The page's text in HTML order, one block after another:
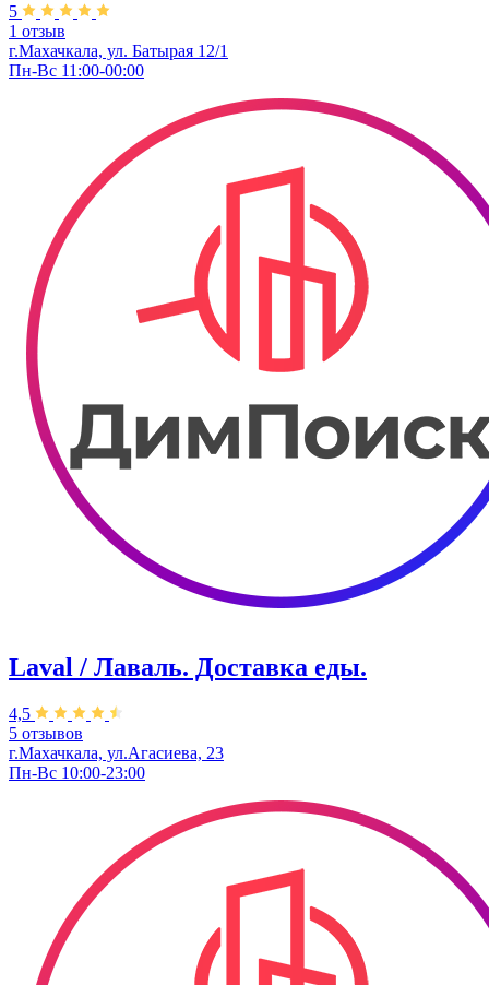
5
1 отзыв
г.Махачкала, ул. Батырая 12/1
Пн-Вс 11:00-00:00
Laval / Лаваль. Доставка еды.
4,5
5 отзывов
г.Махачкала, ул.Агасиева, 23
Пн-Вс 10:00-23:00